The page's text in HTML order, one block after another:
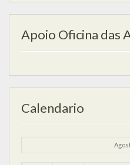
Apoio Oficina das
Calendario